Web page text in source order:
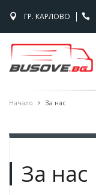
ГР. КАРЛОВО
Начало За нас
За нас